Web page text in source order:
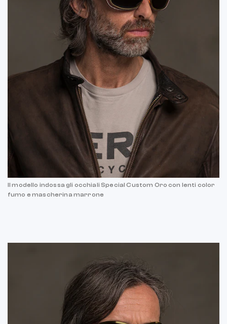
Il modello indossa gli occhiali Special Custom Oro con lenti color
fumo e mascherina marrone